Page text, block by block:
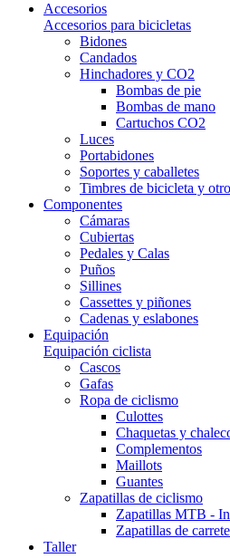
Accesorios
Accesorios para bicicletas
Bidones
Candados
Hinchadores y CO2
Bombas de pie
Bombas de mano
Cartuchos CO2
Luces
Portabidones
Soportes y caballetes
Timbres de bicicleta y
Componentes
Cámaras
Cubiertas
Pedales y Calas
Puños
Sillines
Cassettes y piñones
Cadenas y eslabones
Equipación
Equipación ciclista
Cascos
Gafas
Ropa de ciclismo
Culottes
Chaquetas y
Complementos
Maillots
Guantes
Zapatillas de ciclismo
Zapatillas MTB -
Zapatillas de
Taller